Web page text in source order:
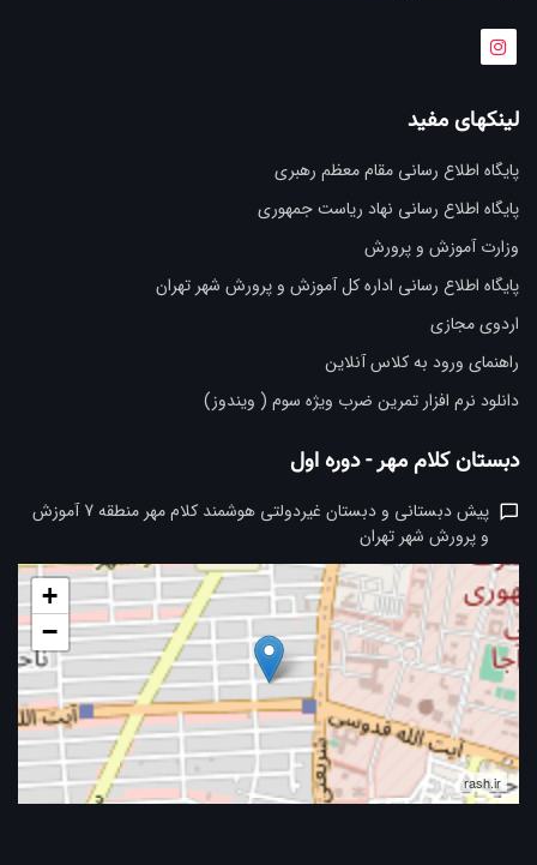
لینکهای مفید
پایگاه اطلاع رسانی مقام معظم رهبری
پایگاه اطلاع رسانی نهاد ریاست جمهوری
وزارت آموزش و پرورش
پایگاه اطلاع رسانی اداره کل آموزش و پرورش شهر تهران
اردوی مجازی
راهنمای ورود به کلاس آنلاین
دانلود نرم افزار تمرین ضرب ویژه سوم ( ویندوز)
دبستان کلام مهر - دوره اول
پیش دبستانی و دبستان غیردولتی هوشمند کلام مهر منطقه 7 آموزش
و پرورش شهر تهران
+
−
rash.ir